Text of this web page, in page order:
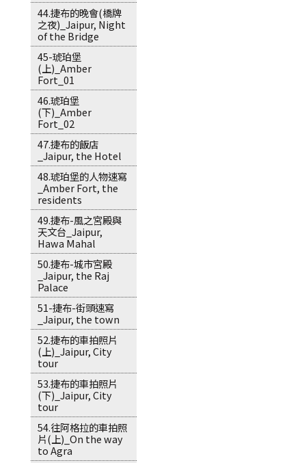
44.捷布的晚會(橋牌
之夜)_Jaipur, Night
of the Bridge
45-琥珀堡
(上)_Amber
Fort_01
46.琥珀堡
(下)_Amber
Fort_02
47.捷布的飯店
_Jaipur, the Hotel
48.琥珀堡的人物速寫
_Amber Fort, the
residents
49.捷布-風之宮殿與
天文台_Jaipur,
Hawa Mahal
50.捷布-城市宮殿
_Jaipur, the Raj
Palace
51-捷布-街頭速寫
_Jaipur, the town
52.捷布的車拍照片
(上)_Jaipur, City
tour
53.捷布的車拍照片
(下)_Jaipur, City
tour
54.往阿格拉的車拍照
片(上)_On the way
to Agra